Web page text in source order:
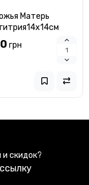
Матерь
DM652-LC
грн
скидок?